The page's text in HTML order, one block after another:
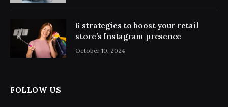
6 strategies to boost your retail
store’s Instagram presence
October 10, 2024
FOLLOW US